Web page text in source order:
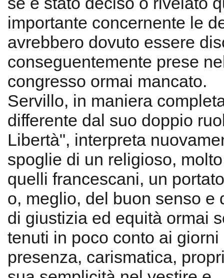
importante concernente le
avrebbero dovuto essere
conseguentemente prese
congresso ormai mancato.
Servillo, in maniera
differente dal suo doppio
Libertà", interpreta
spoglie di un religioso,
quelli francescani, un
o, meglio, del buon senso e
di giustizia ed equità ormai
tenuti in poco conto ai
presenza, carismatica,